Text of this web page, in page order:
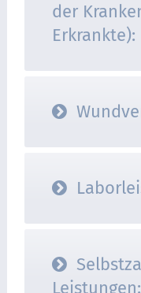
der
Erkrankte):
Leistungen: